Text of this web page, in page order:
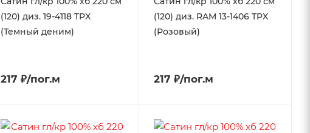
(120) диз. 19-4118 TPX
(Темный деним)
217 ₽/пог.м
(120) диз. RAM 13-1406 TPX
(Розовый)
217 ₽/пог.м